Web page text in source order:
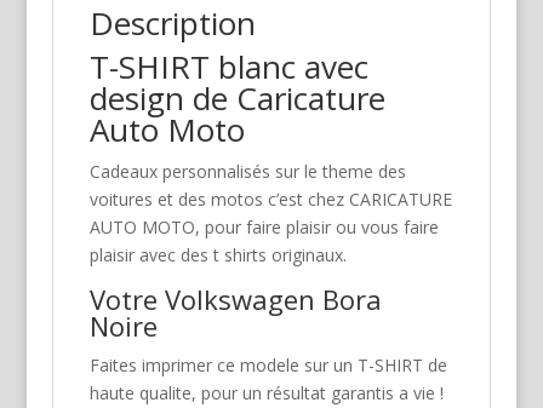
Description
T-SHIRT blanc avec
design de Caricature
Auto Moto
Cadeaux personnalisés sur le theme des
voitures et des motos c’est chez CARICATURE
AUTO MOTO, pour faire plaisir ou vous faire
plaisir avec des t shirts originaux.
Votre Volkswagen Bora
Noire
Faites imprimer ce modele sur un T-SHIRT de
haute qualite, pour un résultat garantis a vie !